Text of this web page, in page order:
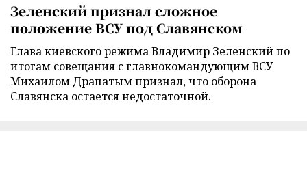
Зеленский признал сложное
положение ВСУ под Славянском
Глава киевского режима Владимир Зеленский по
итогам совещания с главнокомандующим ВСУ
Михаилом Драпатым признал, что оборона
Славянска остается недостаточной.